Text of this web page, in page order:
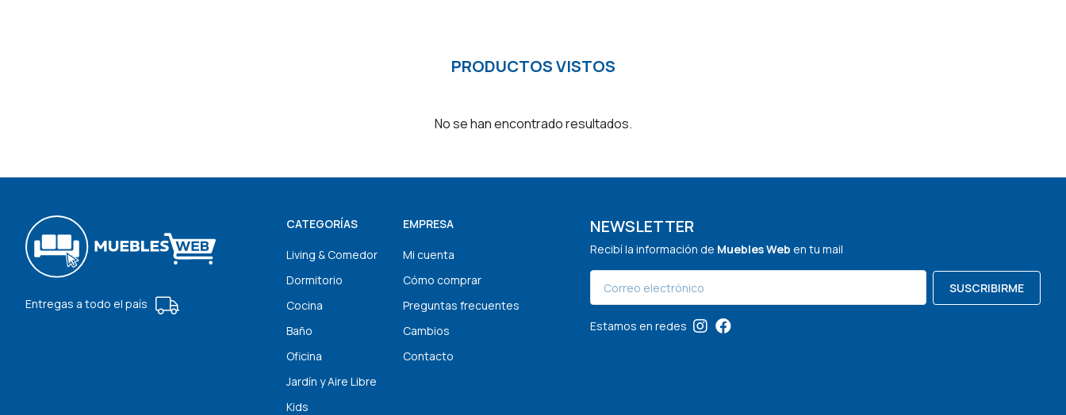
PRODUCTOS VISTOS
No se han encontrado resultados.
Entregas a todo el país
CATEGORÍAS
Living & Comedor
Dormitorio
Cocina
Baño
Oficina
Jardín y Aire Libre
Kids
EMPRESA
Mi cuenta
Cómo comprar
Preguntas frecuentes
Cambios
Contacto
NEWSLETTER
Recibí la información de Muebles Web en tu mail
SUSCRIBIRME
Estamos en redes